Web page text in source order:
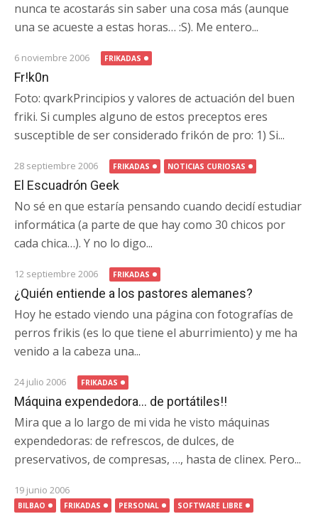
nunca te acostarás sin saber una cosa más (aunque
una se acueste a estas horas… :S). Me entero...
6 noviembre 2006 FRIKADAS
Fr!k0n
Foto: qvarkPrincipios y valores de actuación del buen
friki. Si cumples alguno de estos preceptos eres
susceptible de ser considerado frikón de pro: 1) Si...
28 septiembre 2006 FRIKADAS NOTICIAS CURIOSAS
El Escuadrón Geek
No sé en que estaría pensando cuando decidí estudiar
informática (a parte de que hay como 30 chicos por
cada chica…). Y no lo digo...
12 septiembre 2006 FRIKADAS
¿Quién entiende a los pastores alemanes?
Hoy he estado viendo una página con fotografías de
perros frikis (es lo que tiene el aburrimiento) y me ha
venido a la cabeza una...
24 julio 2006 FRIKADAS
Máquina expendedora… de portátiles!!
Mira que a lo largo de mi vida he visto máquinas
expendedoras: de refrescos, de dulces, de
preservativos, de compresas, …, hasta de clinex. Pero...
19 junio 2006
BILBAO FRIKADAS PERSONAL SOFTWARE LIBRE